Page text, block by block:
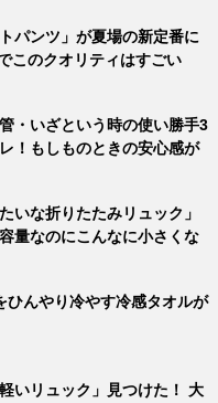
パンツ」が夏場の新定番に
このクオリティはすごい
・いざという時の使い勝手3
！もしものときの安心感が
いな折りたたみリュック」
量なのにこんなに小さくな
ひんやり冷やす冷感タオルが
いリュック」見つけた！ 大